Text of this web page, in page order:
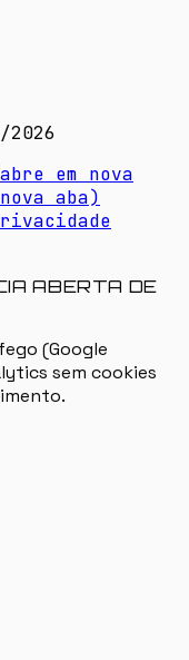
em nova
aba)
ABERTA DE
(Google
sem cookies